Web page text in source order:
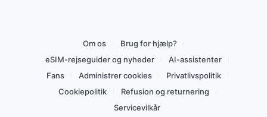
Om os
Brug for hjælp?
eSIM-rejseguider og nyheder
AI-assistenter
Fans
Administrer cookies
Privatlivspolitik
Cookiepolitik
Refusion og returnering
Servicevilkår